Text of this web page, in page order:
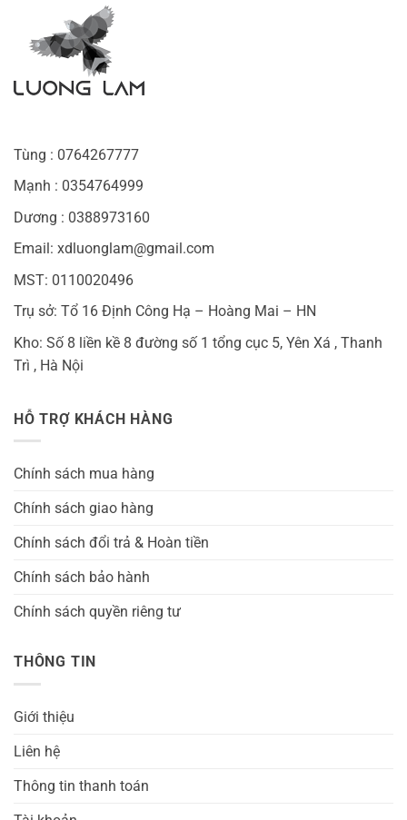
Tùng : 0764267777
Mạnh : 0354764999
Dương : 0388973160
Email: xdluonglam@gmail.com
MST: 0110020496
Trụ sở: Tổ 16 Định Công Hạ – Hoàng Mai – HN
Kho: Số 8 liền kề 8 đường số 1 tổng cục 5, Yên Xá , Thanh
Trì , Hà Nội
HỖ TRỢ KHÁCH HÀNG
Chính sách mua hàng
Chính sách giao hàng
Chính sách đổi trả & Hoàn tiền
Chính sách bảo hành
Chính sách quyền riêng tư
THÔNG TIN
Giới thiệu
Liên hệ
Thông tin thanh toán